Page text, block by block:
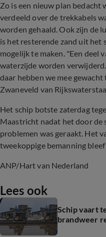
Zo is een nieuw plan
verdeeld over de trekkabels
worden gehaald. Ook zijn de
is het resterende zand uit het
mogelijk te maken. "Een deel
waterzijde worden
daar hebben we mee
Zwaneveld van
Het schip botste zaterdag
Maastricht nadat het door de
problemen was geraakt. Het
tweekoppige bemanning
ANP/Hart van Nederland
Lees ook
Schip vaart
brandweer